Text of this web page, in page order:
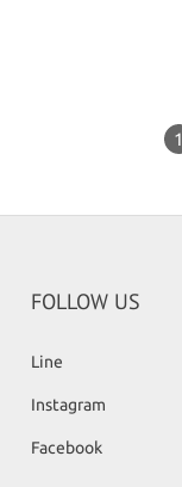
1
FOLLOW US
Line
Instagram
Facebook